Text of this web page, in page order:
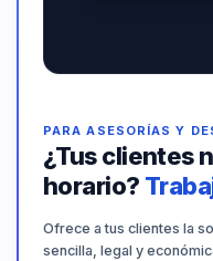
PARA ASESORÍAS Y
¿Tus clientes
horario?
Ofrece a tus clientes la
sencilla, legal y